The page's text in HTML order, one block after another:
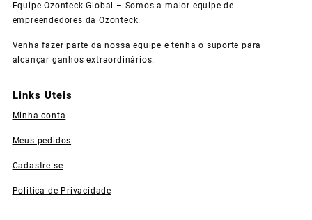
Equipe Ozonteck Global – Somos a maior equipe de
empreendedores da Ozonteck.
Venha fazer parte da nossa equipe e tenha o suporte para
alcançar ganhos extraordinários.
Links Uteis
Minha conta
Meus pedidos
Cadastre-se
Politica de Privacidade